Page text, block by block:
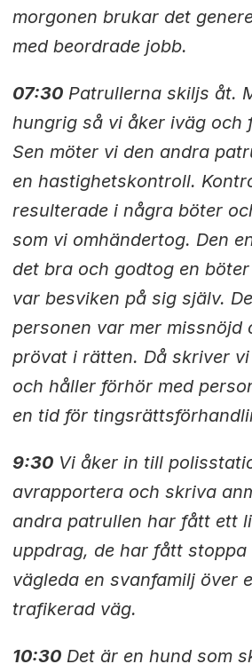
morgonen brukar det
med beordrade jobb.
07:30Patrullerna skiljs åt.
hungrig så vi åker iväg och
Sen möter vi den andra
en hastighetskontroll.
resulterade i några böter
som vi omhändertog. Den
det bra och godtog en
var besviken på sig själv.
personen var mer missnöjd
prövat i rätten. Då skriver
och håller förhör med
en tid för
9:30Vi åker in till
avrapportera och skriva
andra patrullen har fått ett
uppdrag, de har fått
vägleda en svanfamilj över
trafikerad väg.
10:30Det är en hund som